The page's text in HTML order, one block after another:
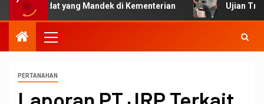
yang Mandek di Kementerian Ujian Transparansi
PERTANAHAN